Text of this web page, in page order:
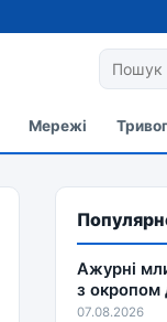
Мережі
Ажурні
з окропом
07.08.2026